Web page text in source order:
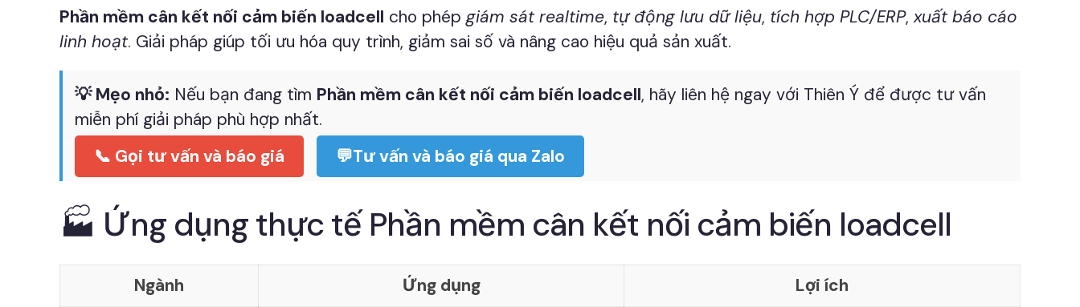
Phần mềm cân kết nối cảm biến loadcell cho phép giám sát realtime, tự động lưu dữ liệu, tích hợp PLC/ERP,xuất báo cáo
linh hoạt. Giải pháp giúp tối ưu hóa quy trình, giảm sai số và nâng cao hiệu quả sản xuất.
💡 Mẹo nhỏ: Nếu bạn đang tìm Phần mềm cân kết nối cảm biến loadcell, hãy liên hệ ngay với Thiên Ý để được tư vấn
miễn phí giải pháp phù hợp nhất.
📞 Gọi tư vấn và báo giá
💬Tư vấn và báo giá qua Zalo
🏭 Ứng dụng thực tế Phần mềm cân kết nối cảm biến loadcell
Ngành Ứng dụng
Lợi ích